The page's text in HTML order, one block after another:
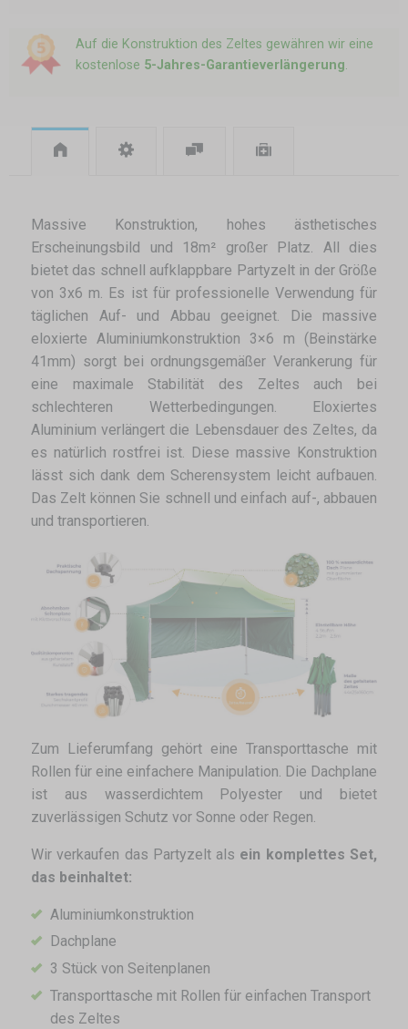
Auf die Konstruktion des Zeltes gewähren wir eine
kostenlose 5-Jahres-Garantieverlängerung.
Massive Konstruktion, hohes ästhetisches
Erscheinungsbild und 18m² großer Platz. All dies
bietet das schnell aufklappbare Partyzelt in der Größe
von 3x6 m. Es ist für professionelle Verwendung für
täglichen Auf- und Abbau geeignet. Die massive
eloxierte Aluminiumkonstruktion 3×6 m (Beinstärke
41mm) sorgt bei ordnungsgemäßer Verankerung für
eine maximale Stabilität des Zeltes auch bei
schlechteren Wetterbedingungen. Eloxiertes
Aluminium verlängert die Lebensdauer des Zeltes, da
es natürlich rostfrei ist. Diese massive Konstruktion
lässt sich dank dem Scherensystem leicht aufbauen.
Das Zelt können Sie schnell und einfach auf-, abbauen
und transportieren.
Zum Lieferumfang gehört eine Transporttasche mit
Rollen für eine einfachere Manipulation. Die Dachplane
ist aus wasserdichtem Polyester und bietet
zuverlässigen Schutz vor Sonne oder Regen.
Wir verkaufen das Partyzelt als ein komplettes Set,
das beinhaltet:
Aluminiumkonstruktion
Dachplane
3 Stück von Seitenplanen
Transporttasche mit Rollen für einfachen Transport
des Zeltes